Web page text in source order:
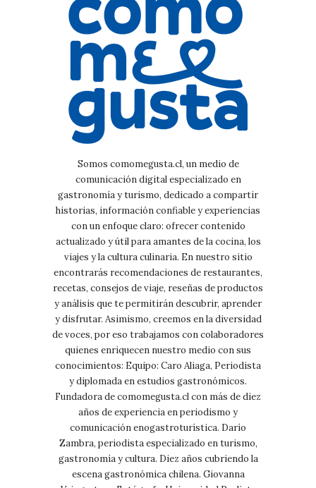
Somos comomegusta.cl, un medio de
comunicación digital especializado en
gastronomía y turismo, dedicado a compartir
historias, información confiable y experiencias
con un enfoque claro: ofrecer contenido
actualizado y útil para amantes de la cocina, los
viajes y la cultura culinaria. En nuestro sitio
encontrarás recomendaciones de restaurantes,
recetas, consejos de viaje, reseñas de productos
y análisis que te permitirán descubrir, aprender
y disfrutar. Asimismo, creemos en la diversidad
de voces, por eso trabajamos con colaboradores
quienes enriquecen nuestro medio con sus
conocimientos: Equipo: Caro Aliaga, Periodista
y diplomada en estudios gastronómicos.
Fundadora de comomegusta.cl con más de diez
años de experiencia en periodismo y
comunicación enogastroturística. Darío
Zambra, periodista especializado en turismo,
gastronomía y cultura. Diez años cubriendo la
escena gastronómica chilena. Giovanna